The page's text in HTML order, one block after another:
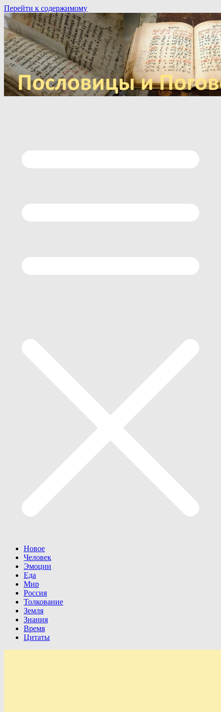
Перейти к содержимому
Новое
Человек
Эмоции
Еда
Мир
Россия
Толкование
Земля
Знания
Время
Цитаты